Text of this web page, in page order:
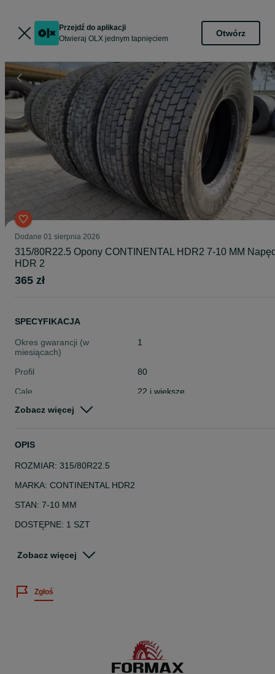
Przejdź do aplikacji
Otwieraj OLX jednym tapnięciem
Otwórz
Dodane 01 sierpnia 2026
315/80R22.5 Opony CONTINENTAL HDR2 7-10 MM
HDR 2
365 zł
SPECYFIKACJA
Okres gwarancji (w
miesiącach)
1
Profil
80
Cale
22 i większe
Stan
Pojazd
Szerokość
Zobacz więcej
OPIS
ROZMIAR: 315/80R22.5
MARKA: CONTINENTAL HDR2
STAN: 7-10 MM
DOSTĘPNE: 1 SZT
Wszystkie oferowane opony objęte są gwarancją rozruchową.
W ofercie posiadamy bardzo dużą ilość opon.
W przypadku jakichkolwiek pytań pozostajemy do dyspozycji.
Zobacz więcej
Zgłoś